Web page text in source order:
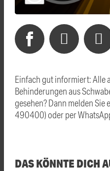
Einfach gut informiert: Alle
Behinderungen aus
gesehen? Dann melden
490400) oder per
DAS KÖNNTE DICH